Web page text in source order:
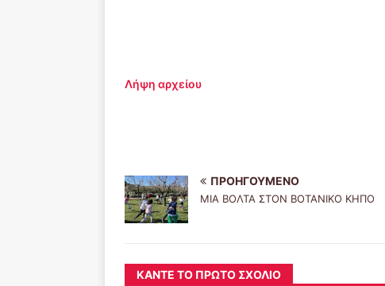
Λήψη αρχείου
ΠΡΟΗΓΟΎΜΕΝΟ
ΜΙΑ ΒΟΛΤΑ ΣΤΟΝ ΒΟΤΑΝΙΚΟ ΚΗΠΟ
ΚΆΝΤΕ ΤΟ ΠΡΏΤΟ ΣΧΌΛΙΟ